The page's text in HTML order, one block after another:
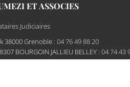
ET ASSOCIES
Judiciaires
38000 Grenoble : 04 76 49 88 20
BOURGOIN JALLIEU BELLEY : 04 74 43